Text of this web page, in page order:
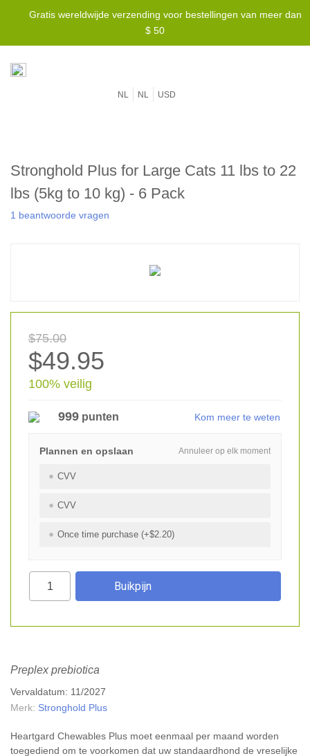
Gratis wereldwijde verzending voor bestellingen van meer dan
$ 50
NL NL USD
Stronghold Plus for Large Cats 11 lbs to 22
lbs (5kg to 10 kg) - 6 Pack
1 beantwoorde vragen
$75.00
$49.95
100% veilig
999 punten Kom meer te weten
Annuleer op elk moment
Plannen en opslaan
CVV
CVV
Once time purchase (+$2.20)
Preplex prebiotica
Vervaldatum: 11/2027
Merk: Stronghold Plus
Heartgard Chewables Plus moet eenmaal per maand worden
toegediend om te voorkomen dat uw standaardhond de vreselijke